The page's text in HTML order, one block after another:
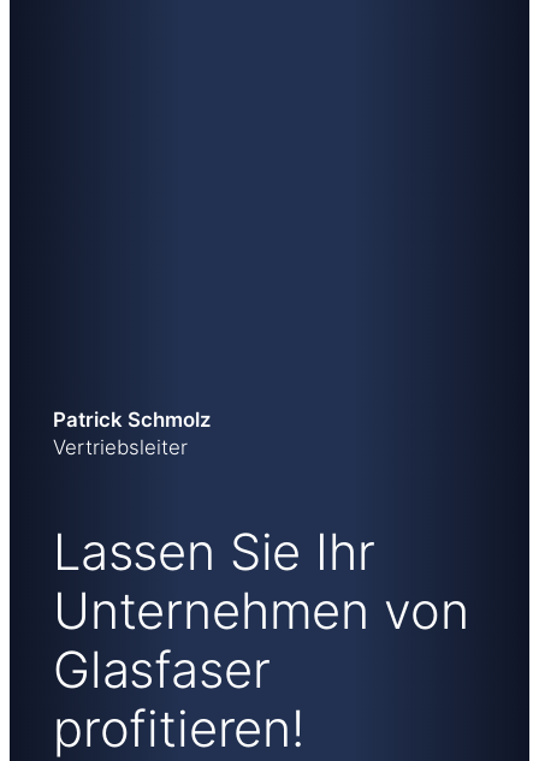
Patrick Schmolz
Vertriebsleiter
Lassen Sie Ihr
Unternehmen von
Glasfaser
profitieren!